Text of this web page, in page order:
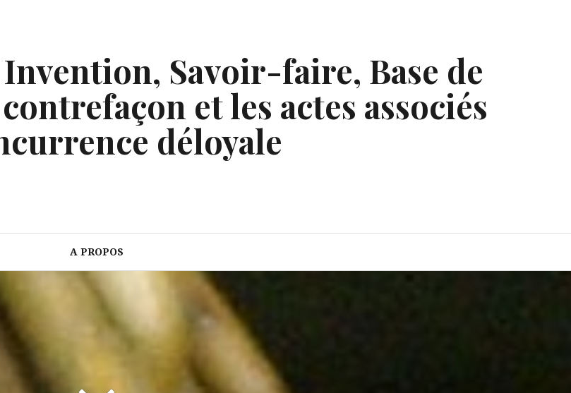
Savoir-faire, Base de
et les actes associés
déloyale
A PROPOS